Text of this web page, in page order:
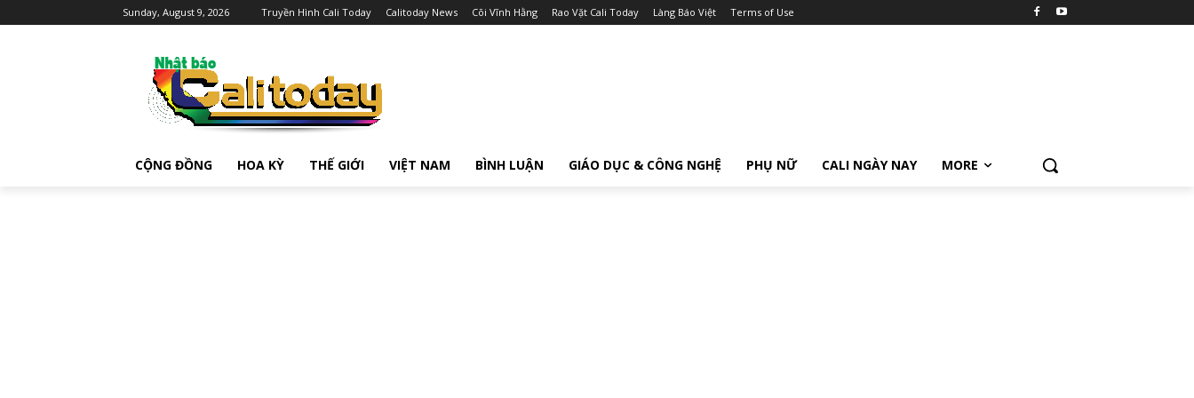
Sunday, August 9, 2026 Truyền Hình Cali Today Calitoday News Cõi Vĩnh Hằng Rao Vặt Cali Today Làng Báo Việt Terms of Use
CỘNG ĐỒNG HOA KỲ THẾ GIỚI VIỆT NAM BÌNH LUẬN GIÁO DỤC & CÔNG NGHỆ PHỤ NỮ CALI NGÀY NAY MORE